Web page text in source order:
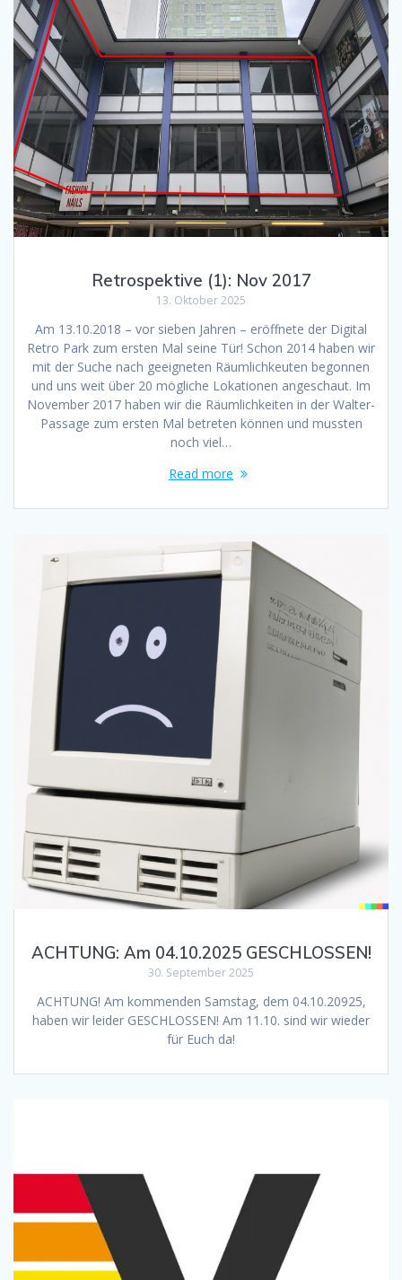
Retrospektive (1): Nov 2017
13. Oktober 2025
Am 13.10.2018 – vor sieben Jahren – eröffnete der Digital
Retro Park zum ersten Mal seine Tür! Schon 2014 haben wir
mit der Suche nach geeigneten Räumlichkeuten begonnen
und uns weit über 20 mögliche Lokationen angeschaut. Im
November 2017 haben wir die Räumlichkeiten in der Walter-
Passage zum ersten Mal betreten können und mussten
noch viel…
Read more
ACHTUNG: Am 04.10.2025 GESCHLOSSEN!
30. September 2025
ACHTUNG! Am kommenden Samstag, dem 04.10.20925,
haben wir leider GESCHLOSSEN! Am 11.10. sind wir wieder
für Euch da!